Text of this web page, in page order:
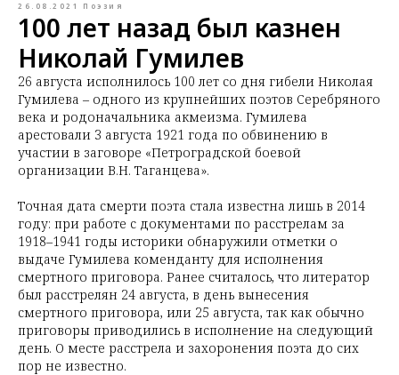
26.08.2021 Поэзия
100 лет назад был казнен
Николай Гумилев
26 августа исполнилось 100 лет со дня гибели Николая
Гумилева – одного из крупнейших поэтов Серебряного
века и родоначальника акмеизма. Гумилева
арестовали 3 августа 1921 года по обвинению в
участии в заговоре «Петроградской боевой
организации В.Н. Таганцева».
Точная дата смерти поэта стала известна лишь в 2014
году: при работе с документами по расстрелам за
1918–1941 годы историки обнаружили отметки о
выдаче Гумилева коменданту для исполнения
смертного приговора. Ранее считалось, что литератор
был расстрелян 24 августа, в день вынесения
смертного приговора, или 25 августа, так как обычно
приговоры приводились в исполнение на следующий
день. О месте расстрела и захоронения поэта до сих
пор не известно.